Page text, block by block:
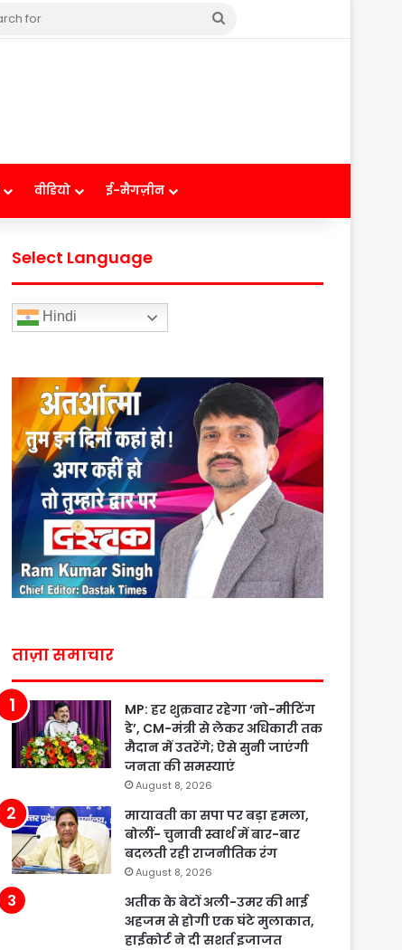
Search
वीडियो ई-मैगज़ीन
Select Language
Hindi
ताज़ा समाचार
MP: हर शुक्रवार रहेगा ‘नो-मीटिंग
डे’, CM-मंत्री से लेकर अधिकारी तक
मैदान में उतरेंगे; ऐसे सुनी जाएंगी
जनता की समस्याएं
August 8, 2026
मायावती का सपा पर बड़ा हमला,
बोलीं- चुनावी स्वार्थ में बार-बार
बदलती रही राजनीतिक रंग
August 8, 2026
अतीक के बेटों अली-उमर की भाई
अहजम से होगी एक घंटे मुलाकात,
हाईकोर्ट ने दी सशर्त इजाजत